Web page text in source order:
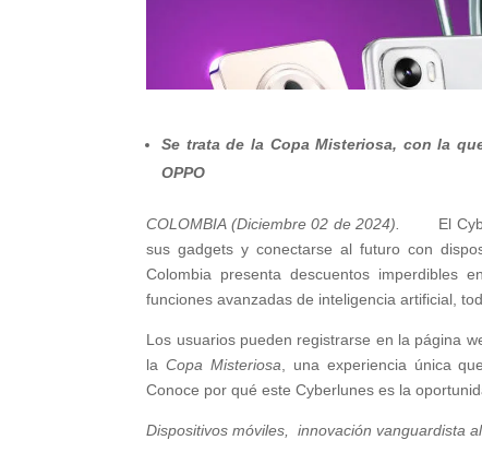
Se trata de la Copa Misteriosa, con la
OPPO
COLOMBIA (Diciembre 02 de 2024).
El
sus gadgets y conectarse al futuro con
Colombia presenta descuentos imperdibles
funciones avanzadas de inteligencia artificial,
Los usuarios pueden registrarse en la página
laCopa Misteriosa , una experiencia única
Conoce por qué este Cyberlunes es la
Dispositivos móviles, innovación vanguardista